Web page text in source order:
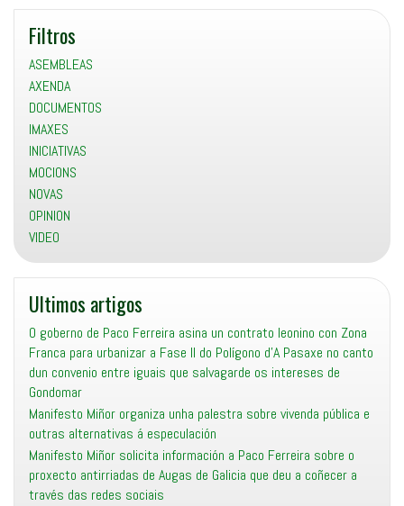
xestión
opaca
das
listas
de
agarda
Filtros
ASEMBLEAS
AXENDA
DOCUMENTOS
IMAXES
INICIATIVAS
MOCIONS
NOVAS
OPINION
VIDEO
Ultimos artigos
O goberno de Paco Ferreira asina un contrato leonino con Zona
Franca para urbanizar a Fase II do Polígono d’A Pasaxe no canto
dun convenio entre iguais que salvagarde os intereses de
Gondomar
Manifesto Miñor organiza unha palestra sobre vivenda pública e
outras alternativas á especulación
Manifesto Miñor solicita información a Paco Ferreira sobre o
proxecto antirriadas de Augas de Galicia que deu a coñecer a
través das redes sociais